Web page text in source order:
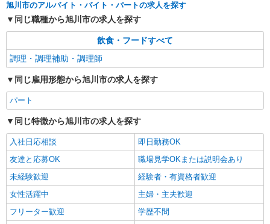
旭川市のアルバイト・バイト・パートの求人を探す
同じ職種から旭川市の求人を探す
飲食・フードすべて
調理・調理補助・調理師
同じ雇用形態から旭川市の求人を探す
パート
同じ特徴から旭川市の求人を探す
入社日応相談
即日勤務OK
友達と応募OK
職場見学OKまたは説明会あり
未経験歓迎
経験者・有資格者歓迎
女性活躍中
主婦・主夫歓迎
フリーター歓迎
学歴不問